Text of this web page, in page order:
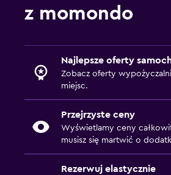
z momondo
Najlepsze oferty
Zobacz oferty
miejsc.
Przejrzyste ceny
Wyświetlamy ceny
musisz się martwić o
Rezerwuj elastycznie